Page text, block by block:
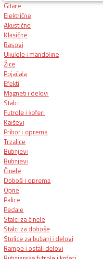
Gitare
Električne
Akustične
Klasične
Basovi
Ukulele i mandoline
Žice
Pojačala
Efekti
Magneti i delovi
Stalci
Futrole i koferi
Kaiševi
Pribor i oprema
Trzalice
Bubnjevi
Bubnjevi
Činele
Doboši i oprema
Opne
Palice
Pedale
Stalci za činele
Stalci za doboše
Stolice za bubanj i delovi
Rampe i ostali delovi